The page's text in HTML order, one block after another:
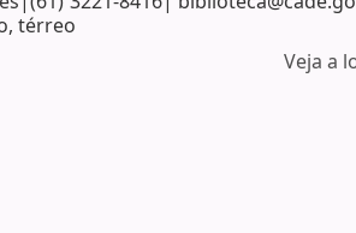
térreo
Veja a